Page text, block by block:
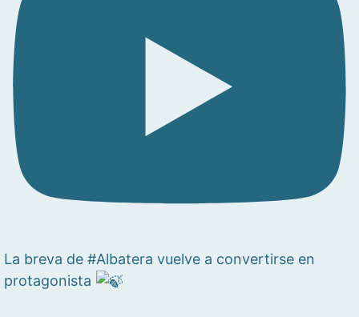
La breva de #Albatera vuelve a convertirse en
protagonista